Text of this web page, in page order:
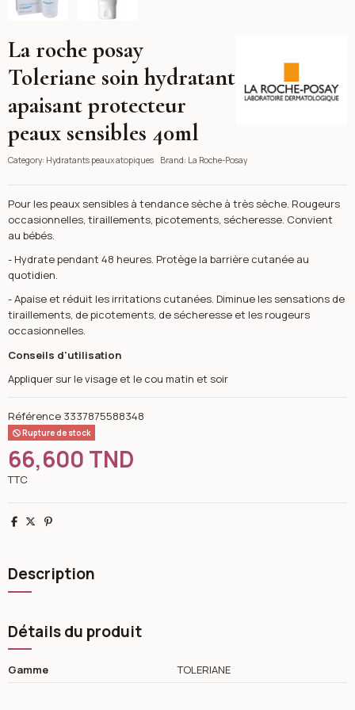
La roche posay
Toleriane soin hydratant
apaisant protecteur
peaux sensibles 40ml
Category: Hydratants peaux atopiques Brand: La Roche-Posay
Pour les peaux sensibles à tendance sèche à très sèche. Rougeurs
occasionnelles, tiraillements, picotements, sécheresse. Convient
au bébés.
- Hydrate pendant 48 heures. Protège la barrière cutanée au
quotidien.
- Apaise et réduit les irritations cutanées. Diminue les sensations de
tiraillements, de picotements, de sécheresse et les rougeurs
occasionnelles.
Conseils d'utilisation
Appliquer sur le visage et le cou matin et soir
Référence 3337875588348
Rupture de stock
66,600 TND
TTC
Partager
TweetPinterest
Description
Détails du produit
Gamme TOLERIANE